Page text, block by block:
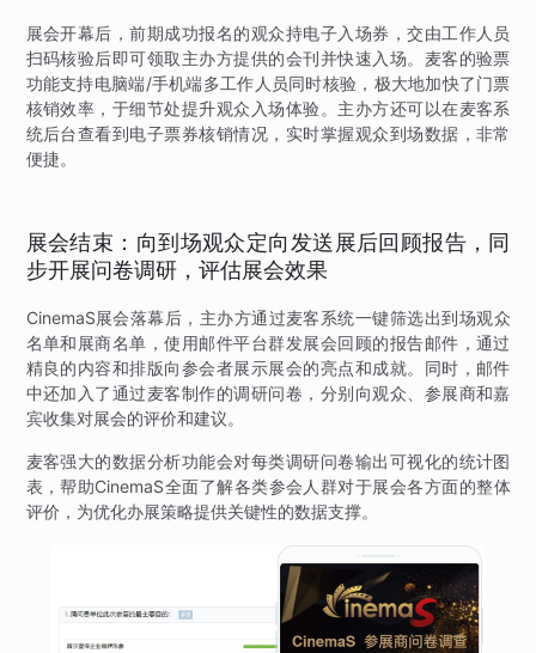
展会开幕后，前期成功报名的观众持电子入场券，交由工作人员
扫码核验后即可领取主办方提供的会刊并快速入场。麦客的验票
功能支持电脑端/手机端多工作人员同时核验，极大地加快了门票
核销效率，于细节处提升观众入场体验。主办方还可以在麦客系
统后台查看到电子票券核销情况，实时掌握观众到场数据，非常
便捷。
展会结束：向到场观众定向发送展后回顾报告，同
步开展问卷调研，评估展会效果
CinemaS展会落幕后，主办方通过麦客系统一键筛选出到场观众
名单和展商名单，使用邮件平台群发展会回顾的报告邮件，通过
精良的内容和排版向参会者展示展会的亮点和成就。同时，邮件
中还加入了通过麦客制作的调研问卷，分别向观众、参展商和嘉
宾收集对展会的评价和建议。
麦客强大的数据分析功能会对每类调研问卷输出可视化的统计图
表，帮助CinemaS全面了解各类参会人群对于展会各方面的整体
评价，为优化办展策略提供关键性的数据支撑。